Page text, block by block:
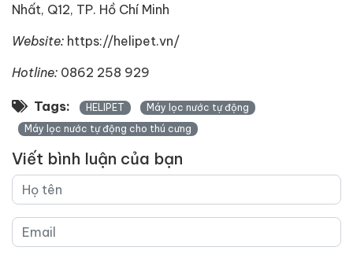
Nhất, Q12, TP. Hồ Chí Minh
Website: https://helipet.vn/
Hotline: 0862 258 929
Tags: HELIPET
Máy lọc nước tự động
Máy lọc nước tự động cho thú cưng
Viết bình luận của bạn